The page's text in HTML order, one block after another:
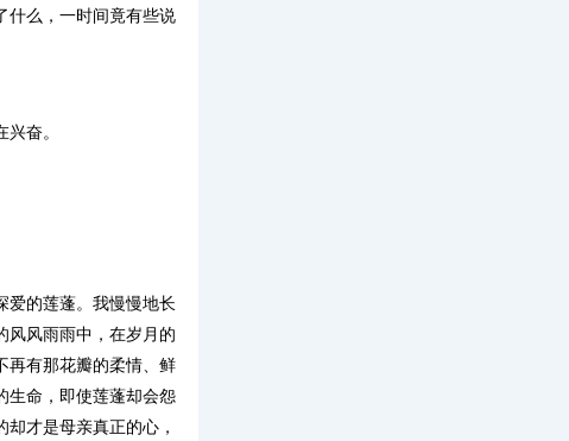
什么，一时间竟有些说
奋。
爱的莲蓬。我慢慢地长
风风雨雨中，在岁月的
再有那花瓣的柔情、鲜
生命，即使莲蓬却会怨
才是母亲真正的心，